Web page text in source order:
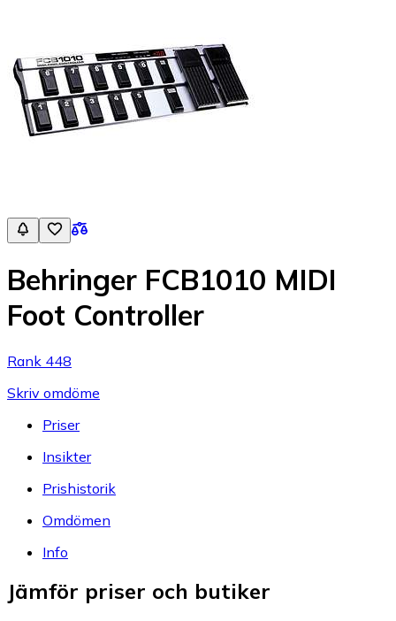
Behringer FCB1010 MIDI
Foot Controller
Rank 448
Skriv omdöme
Priser
Insikter
Prishistorik
Omdömen
Info
Jämför priser och butiker